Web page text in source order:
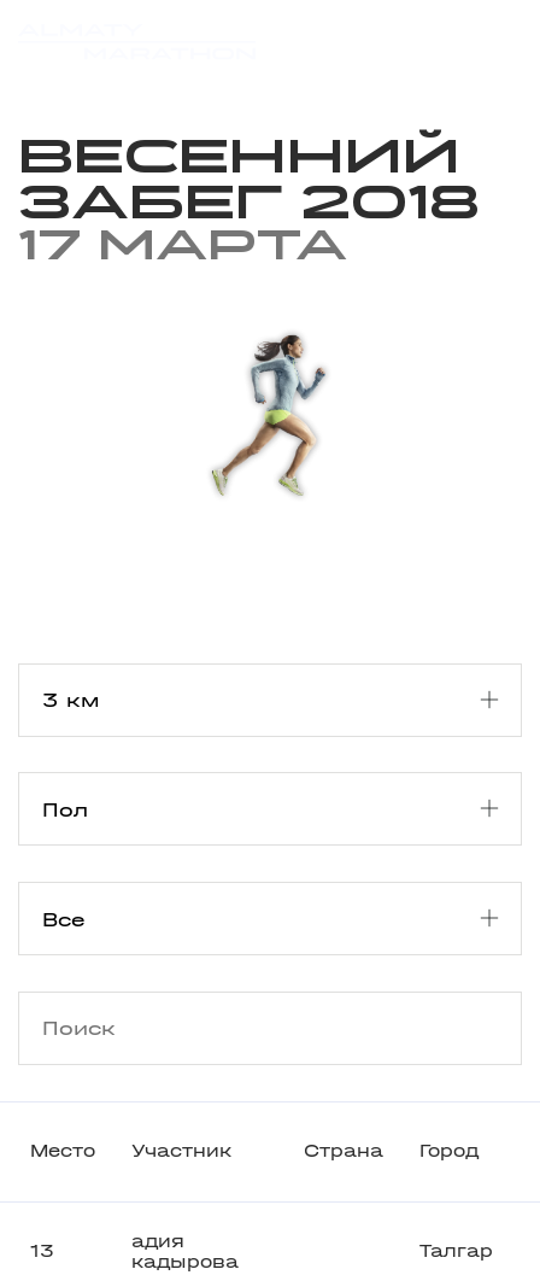
Весенний
Забег 2018
17 марта
Место Участник Страна Город
13
адия
кадырова
Талгар